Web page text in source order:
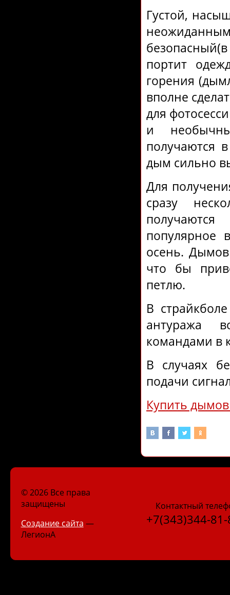
Густой,
портит
горения
вполне
для
и
получаются
дым сильно
Для
сразу
популярное
осень.
что бы
петлю.
В
антуража
командами в
В случаях
подачи
Купить
© 2026 Все права
защищены
Создание сайта —
ЛегионА
Контактный
+7(343)344-